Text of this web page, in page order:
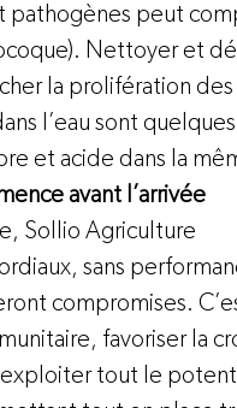
pathogènes peut
Nettoyer et
la prolifération
l’eau sont
et acide dans la
avant l’arrivée
Sollio Agriculture
sans
compromises.
favoriser la
exploiter tout le